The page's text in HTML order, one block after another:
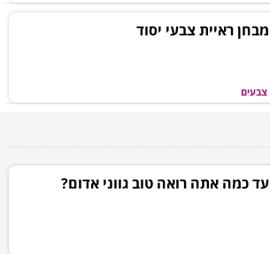
צבעים
מבחן ראיית צבעי יסוד
עד כמה אתה רואה טוב גווני אדום?